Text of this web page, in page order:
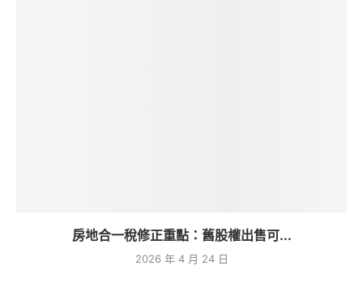
房地合一稅修正重點：舊股權出售可...
2026 年 4 月 24 日